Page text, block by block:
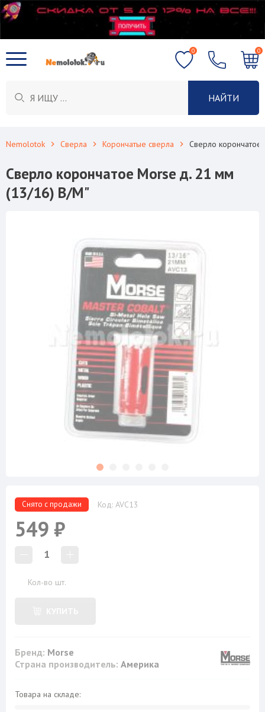
НАЙТИ
0 0
Nemolotok Сверла Корончатые сверла Сверло
Сверло корончатое Morse д. 21 мм
(13/16) B/M"
Снято с продажи Код: AVC13
549 ₽
1
Кол-во шт.
Бренд: Morse
Страна производитель: Америка
Товара на складе: